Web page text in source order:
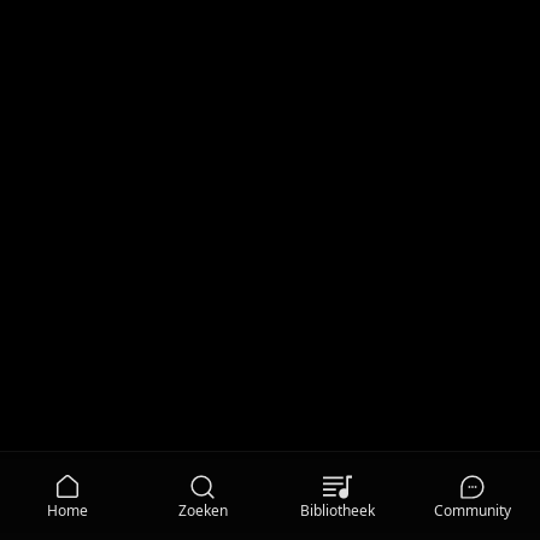
Home Zoeken Bibliotheek Community